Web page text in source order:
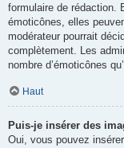
formulaire de rédaction.
émoticônes, elles
modérateur pourrait
complètement. Les
nombre d’émoticônes
Haut
Puis-je insérer des
Oui, vous pouvez